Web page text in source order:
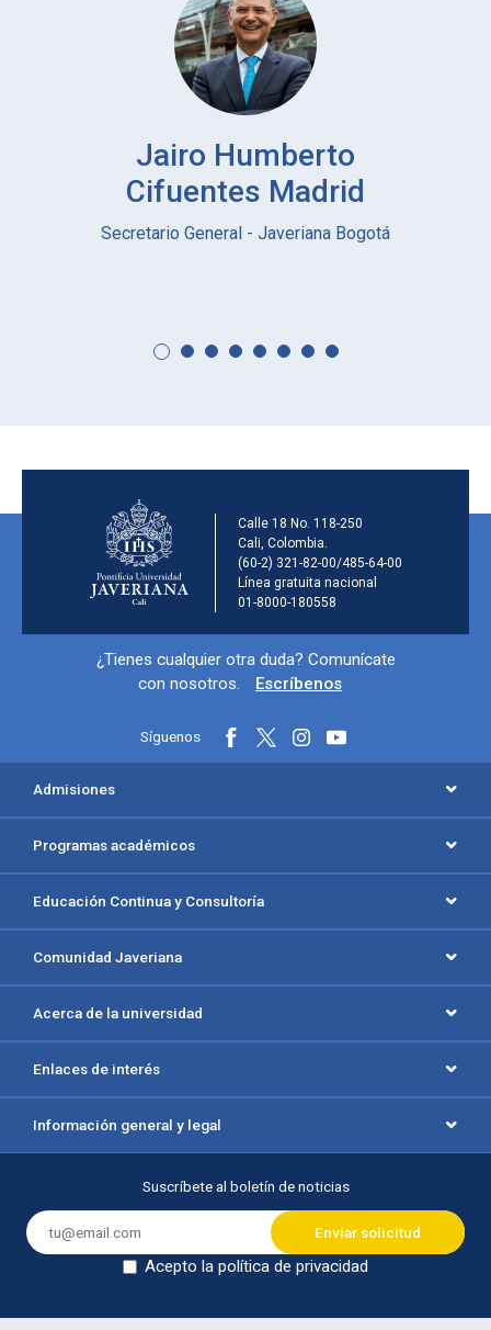
Jairo Humberto
Cifuentes Madrid
Secretario General - Javeriana Bogotá
Información de la
Calle 18 No. 118-250
Cali, Colombia.
(60-2) 321-82-00/485-64-00
Línea gratuita nacional
01-8000-180558
Información y redes sociales
¿Tienes cualquier otra duda? Comunícate
con nosotros.
Escríbenos
Síguenos
Menú principal del footer
Admisiones
Programas académicos
Educación Continua y Consultoría
Comunidad Javeriana
Acerca de la universidad
Enlaces de interés
Información general y legal
Suscríbete al boletín de noticias
Acepto la política de privacidad